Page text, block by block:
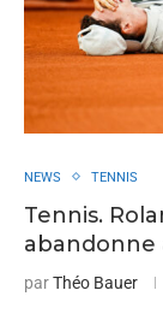
NEWS TENNIS
Tennis.
abandonne
parThéo Bauer